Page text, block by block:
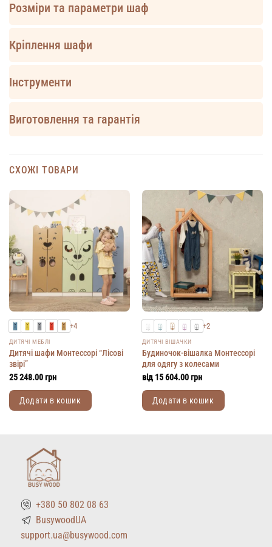
Розміри та параметри шаф
Кріплення шафи
Інструменти
Виготовлення та гарантія
СХОЖІ ТОВАРИ
+4
ДИТЯЧІ МЕБЛІ
Дитячі шафи Монтессорі “Лісові
звірі”
25 248.00грн
Додати в кошик
кілька
варіантів.
Параметри
вибрати
сторінці
+2
ДИТЯЧІ ВІШАЧКИ
Будиночок-вішалка Монтессорі
для одягу з колесами
від 15 604.00грн
Додати в кошик
+380 50 802 08 63
BusywoodUA
support.ua@busywood.com